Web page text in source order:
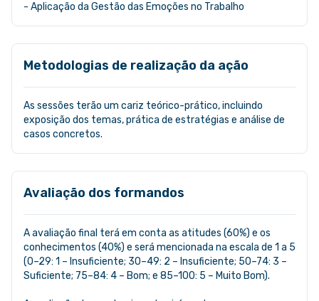
- Aplicação da Gestão das Emoções no Trabalho
Metodologias de realização da ação
As sessões terão um cariz teórico-prático, incluindo
exposição dos temas, prática de estratégias e análise de
casos concretos.
Avaliação dos formandos
A avaliação final terá em conta as atitudes (60%) e os
conhecimentos (40%) e será mencionada na escala de 1 a 5
(0–29: 1 – Insuficiente; 30–49: 2 – Insuficiente; 50–74: 3 –
Suficiente; 75–84: 4 – Bom; e 85–100: 5 – Muito Bom).